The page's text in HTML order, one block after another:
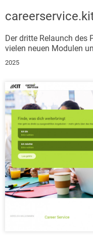
Der dritte Relaunch des
vielen neuen Modulen
2025